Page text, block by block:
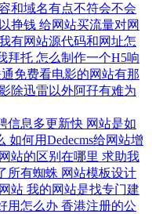
和域名有点不符会不会
挣钱 给网站买流量对网
有网站源代码和网址怎
拜托 怎么制作一个H5响
免费看电影的网站有那
除迅雷以外阿孖有难为
信息多更新快 网站是如
如何用Dedecms给网站增
站的区别在哪里 求助我
所有蜘蛛 网站模板设计
站 我的网站是找专门建
用怎么办 香港注册的公